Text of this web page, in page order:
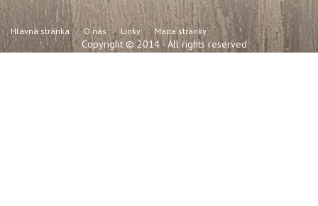
Hlavná stránka O nás Linky Mapa stránky
Copyright © 2014 - All rights reserved